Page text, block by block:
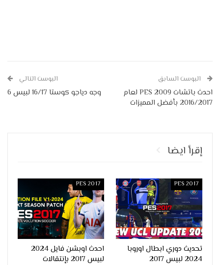
البوست السابق
احدث باتشات PES 2009 لعام
2016/2017 بأفضل المميزات
البوست التالي
وجه دياجو كوستا 16/17 لبيس 6
إقرأ ايضا
PES 2017
تحديث دوري ابطال اوروبا
2024 لبيس 2017
PES 2017
احدث اوبشن فايل 2024
لبيس 2017 بإنتقالات